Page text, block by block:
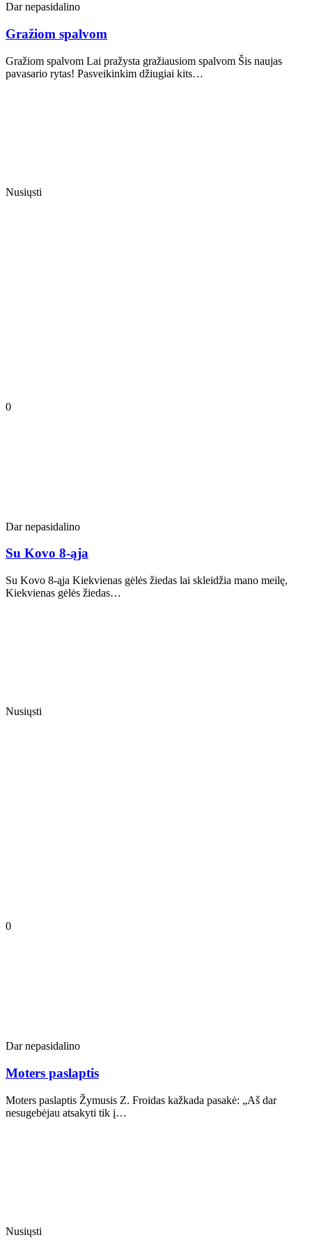
Dar nepasidalino
Gražiom spalvom
Gražiom spalvom Lai pražysta gražiausiom spalvom Šis naujas
pavasario rytas! Pasveikinkim džiugiai kits…
Nusiųsti
0
Dar nepasidalino
Su Kovo 8-ąja
Su Kovo 8-ąja Kiekvienas gėlės žiedas lai skleidžia mano meilę,
Kiekvienas gėlės žiedas…
Nusiųsti
0
Dar nepasidalino
Moters paslaptis
Moters paslaptis Žymusis Z. Froidas kažkada pasakė: „Aš dar
nesugebėjau atsakyti tik į…
Nusiųsti